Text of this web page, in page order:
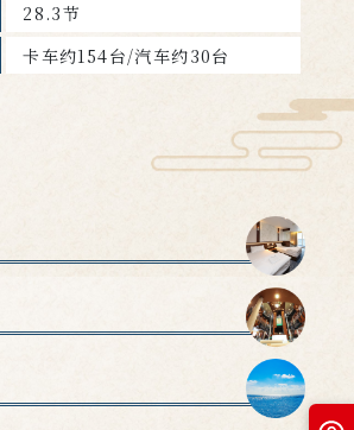
28.3节
卡车约154台/汽车约30台